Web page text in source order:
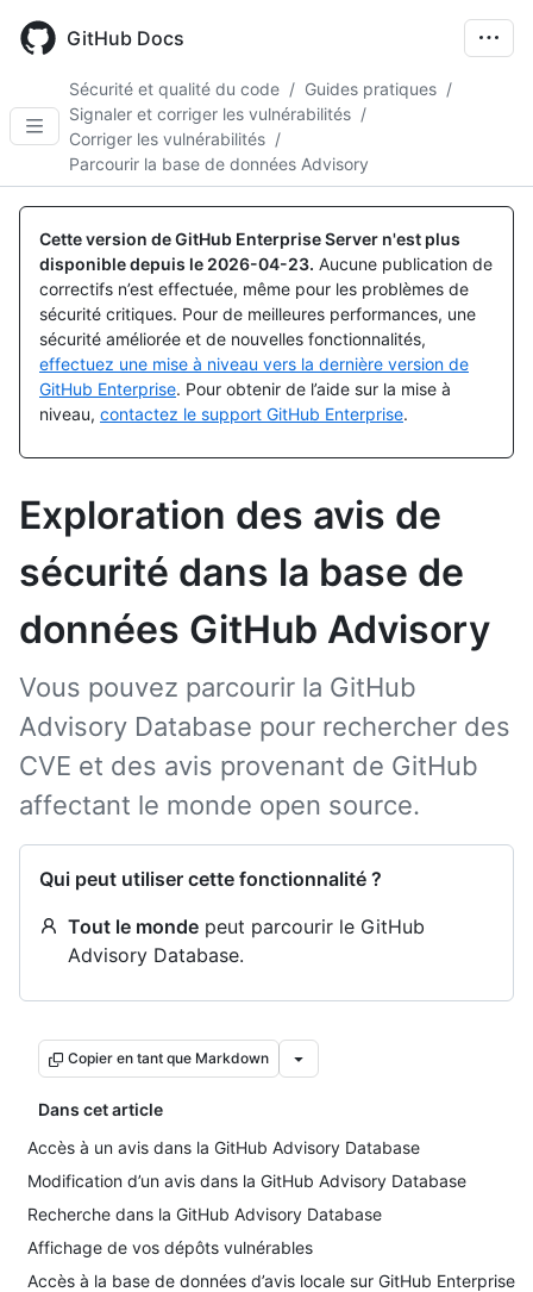
main
GitHub Docs
Sécurité et qualité du code / Guides pratiques /
Signaler et corriger les vulnérabilités /
Corriger les vulnérabilités /
Parcourir la base de données Advisory
Cette version de GitHub Enterprise Server n'est plus
disponible depuis le 2026-04-23. Aucune publication de
correctifs n’est effectuée, même pour les problèmes de
sécurité critiques. Pour de meilleures performances, une
sécurité améliorée et de nouvelles fonctionnalités,
effectuez une mise à niveau vers la dernière version de
GitHub Enterprise. Pour obtenir de l’aide sur la mise à
niveau, contactez le support GitHub Enterprise.
Exploration des avis de
sécurité dans la base de
données GitHub Advisory
Vous pouvez parcourir la GitHub
Advisory Database pour rechercher des
CVE et des avis provenant de GitHub
affectant le monde open source.
Qui peut utiliser cette fonctionnalité ?
Tout le monde peut parcourir le GitHub
Advisory Database.
Copier en tant que Markdown
Dans cet article
Accès à un avis dans la GitHub Advisory Database
Modification d’un avis dans la GitHub Advisory Database
Recherche dans la GitHub Advisory Database
Affichage de vos dépôts vulnérables
Accès à la base de données d’avis locale sur GitHub Enterprise